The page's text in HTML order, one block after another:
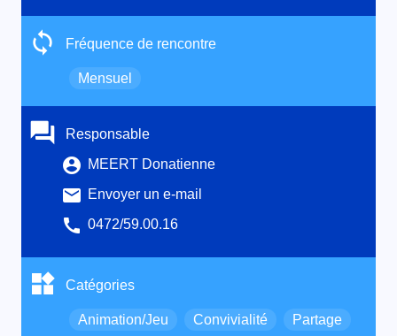
Fréquence de rencontre
Mensuel
Responsable
MEERT Donatienne
Envoyer un e-mail
0472/59.00.16
Catégories
Animation/Jeu Convivialité
Partage